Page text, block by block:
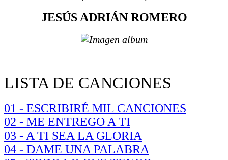
JESÚS ADRIÁN ROMERO
LISTA DE CANCIONES
01 - ESCRIBIRÉ MIL CANCIONES
02 - ME ENTREGO A TI
03 - A TI SEA LA GLORIA
04 - DAME UNA PALABRA